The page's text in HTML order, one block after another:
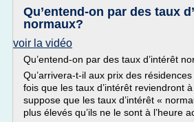
Qu’entend-on par des taux
normaux?
voir la vidéo
Qu’entend-on par des taux d’intérêt
Qu’arrivera-t-il aux prix des
fois que les taux d’intérêt reviendront
suppose que les taux d’intérêt «
plus élevés qu’ils ne le sont à l’heure